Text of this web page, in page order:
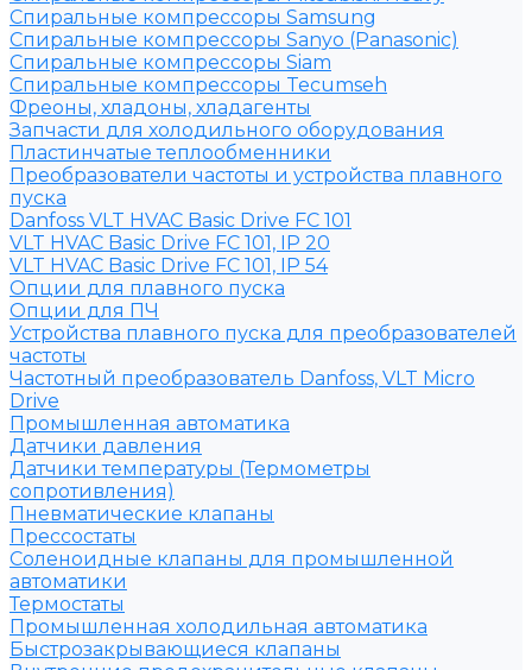
Спиральные компрессоры Samsung
Спиральные компрессоры Sanyo (Panasonic)
Спиральные компрессоры Siam
Спиральные компрессоры Tecumseh
Фреоны, хладоны, хладагенты
Запчасти для холодильного оборудования
Пластинчатые теплообменники
Преобразователи частоты и устройства плавного
пуска
Danfoss VLT HVAC Basic Drive FC 101
VLT HVAC Basic Drive FC 101, IP 20
VLT HVAC Basic Drive FC 101, IP 54
Опции для плавного пуска
Опции для ПЧ
Устройства плавного пуска для преобразователей
частоты
Частотный преобразователь Danfoss, VLT Micro
Drive
Промышленная автоматика
Датчики давления
Датчики температуры (Термометры
сопротивления)
Пневматические клапаны
Прессостаты
Соленоидные клапаны для промышленной
автоматики
Термостаты
Промышленная холодильная автоматика
Быстрозакрывающиеся клапаны